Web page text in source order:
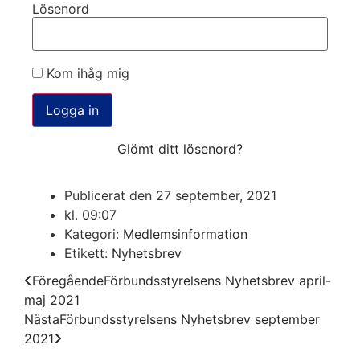
Lösenord
Kom ihåg mig
Glömt ditt lösenord?
Publicerat den 27 september, 2021
kl. 09:07
Kategori: Medlemsinformation
Etikett: Nyhetsbrev
FöregåendeFörbundsstyrelsens Nyhetsbrev april-
maj 2021
NästaFörbundsstyrelsens Nyhetsbrev september
2021